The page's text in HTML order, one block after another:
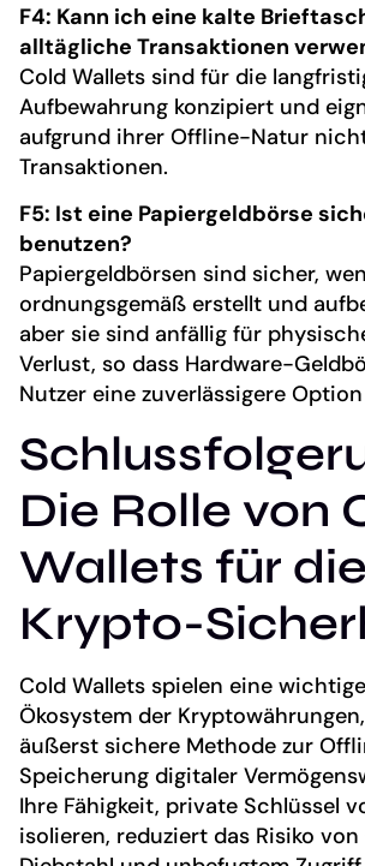
F4: Kann ich eine kalte
alltägliche Transaktionen
Cold Wallets sind für die
Aufbewahrung konzipiert und
aufgrund ihrer Offline-Natur
Transaktionen.
F5: Ist eine Papiergeldbörse
benutzen?
Papiergeldbörsen sind sicher,
ordnungsgemäß erstellt und
aber sie sind anfällig für
Verlust, so dass Hardware-
Nutzer eine zuverlässigere
Die Rolle von
Wallets für die
Krypto-
Cold Wallets spielen eine
Ökosystem der
äußerst sichere Methode zur
Speicherung digitaler
Ihre Fähigkeit, private Schlüssel
isolieren, reduziert das Risiko